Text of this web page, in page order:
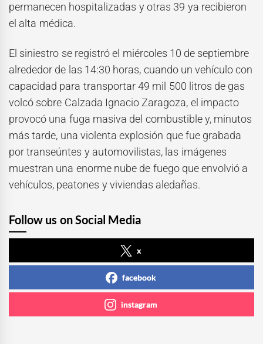
permanecen hospitalizadas y otras 39 ya recibieron
el alta médica.
El siniestro se registró el miércoles 10 de septiembre
alrededor de las 14:30 horas, cuando un vehículo con
capacidad para transportar 49 mil 500 litros de gas
volcó sobre Calzada Ignacio Zaragoza, el impacto
provocó una fuga masiva del combustible y, minutos
más tarde, una violenta explosión que fue grabada
por transeúntes y automovilistas, las imágenes
muestran una enorme nube de fuego que envolvió a
vehículos, peatones y viviendas aledañas.
Follow us on Social Media
x
facebook
instagram